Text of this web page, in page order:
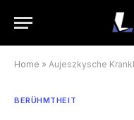
Home » Aujeszkysche Krankheit Hund:
BERÜHMTHEIT